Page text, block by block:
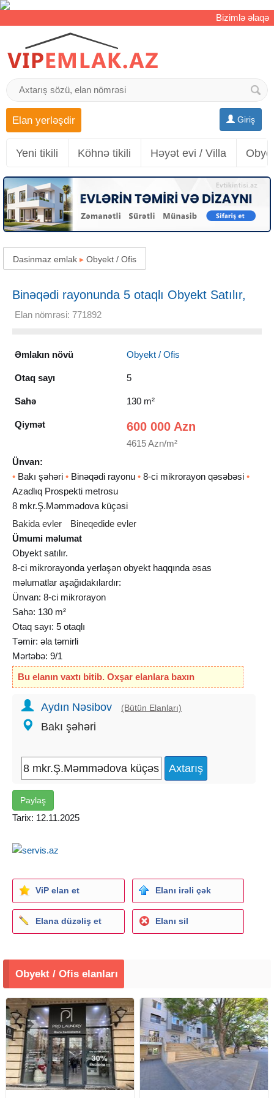
Bizimlə əlaqə
Giriş
Elan yerləşdir
Yeni tikili Köhnə tikili Həyət evi / Villa
Dasinmaz emlak ▸ Obyekt / Ofis
Binəqədi rayonunda 5 otaqlı Obyekt Satılır,
130 m²
Elan nömrəsi: 771892
Əmlakın növü Obyekt / Ofis
Otaq sayı 5
Sahə 130 m²
Qiymət 600 000 Azn
4615 Azn/m²
Ünvan:
• Bakı şəhəri • Binəqədi rayonu • 8-ci mikrorayon qəsəbəsi •
Azadlıq Prospekti metrosu
8 mkr.Ş.Məmmədova küçəsi
Bakida evler
Bineqedide evler
Ümumi məlumat
Obyekt satılır.
8-ci mikrorayonda yerləşən obyekt haqqında əsas
məlumatlar aşağıdakılardır:
Ünvan: 8-ci mikrorayon
Sahə: 130 m²
Otaq sayı: 5 otaqlı
Təmir: əla təmirli
Mərtəbə: 9/1
İcarə: Aylıq 2.500 manata uzunmüddətli icarədədir
Sənədlər: Özəl mülkiyyətdir, mənzilə aid çıxarışı var, qeyri-
yaşayış sənədi almaq mümkündür
Qiymət: 600.000 manat.
Bu elanın vaxtı bitib. Oxşar elanlara baxın
Aydın Nəsibov (Bütün Elanları)
Bakı şəhəri
Paylaş
Tarix: 12.11.2025
ViP elan et Elanı irəli çək
Elana düzəliş et Elanı sil
Obyekt / Ofis elanları